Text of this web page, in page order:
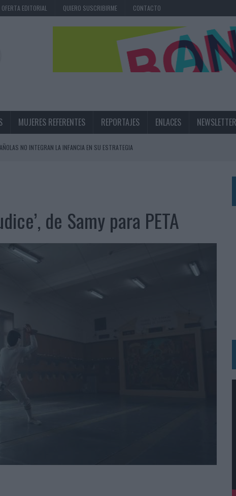
OFERTA EDITORIAL QUIERO SUSCRIBIRME CONTACTO
MUJERES REFERENTES REPORTAJES ENLACES NEWSLETTER
NO INTEGRAN LA INFANCIA EN SU ESTRATEGIA
ESPAÑOLES
COMERCIAL GLOBAL
INSPIRADA EN CORNETTO, CALIPPO Y SOLERO
EL PATRIMONIO HISTÓRICO EN ACTIVOS CULTURALES Y ECONÓMICOS
LA GESTIÓN DE SUS RELACIONES CON LOS MEDIOS
EN SU ÚLTIMA CAMPAÑA INTERNACIONAL
DE MARCA A LARGO PLAZO Y LA MEDICIÓN SON DOS CARAS DE LA MISMA
HOTELS & RESORTS
DE INUSUALY PARA CERVEZA CAPAZ
PARA ORANGE
UNA OPORTUNIDAD DE INCLUSIÓN
EN SU NUEVA CAMPAÑA GLOBAL DE MARCA
EL REGRESO DEL FÚTBOL
de Samy para PETA